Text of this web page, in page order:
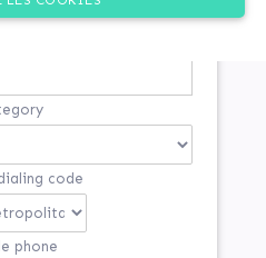
code
phone